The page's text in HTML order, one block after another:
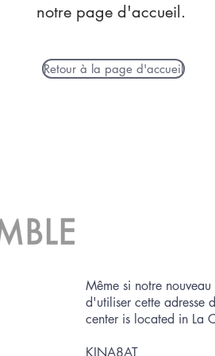
notre page d'accueil.
Retour à la page d'accueil
Même si notre
d'utiliser cette adresse
center is located in La
KINA8AT